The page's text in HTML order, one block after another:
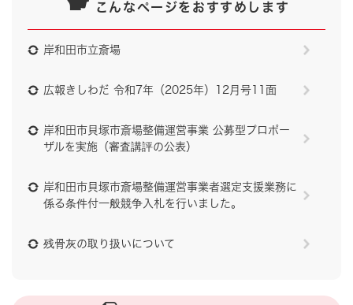
こんなページをおすすめします
岸和田市立斎場
広報きしわだ 令和7年（2025年）12月号11面
岸和田市貝塚市斎場整備運営事業 公募型プロポー
ザルを実施（審査講評の公表）
岸和田市貝塚市斎場整備運営事業者選定支援業務に
係る条件付一般競争入札を行いました。
残骨灰の取り扱いについて